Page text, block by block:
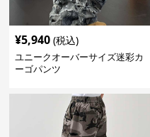
¥5,940 (税込)
ユニークオーバーサイズ迷彩カ
ーゴパンツ